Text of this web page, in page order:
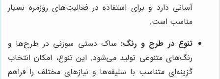
آسانی دارد و برای استفاده در فعالیت‌های روزمره بسیار
مناسب است.
تنوع در طرح و رنگ: ساک دستی سوزنی در طرح‌ها و
رنگ‌های متنوعی تولید می‌شود. این تنوع، امکان انتخاب
گزینه‌ای متناسب با سلیقه‌ها و نیازهای مختلف را فراهم